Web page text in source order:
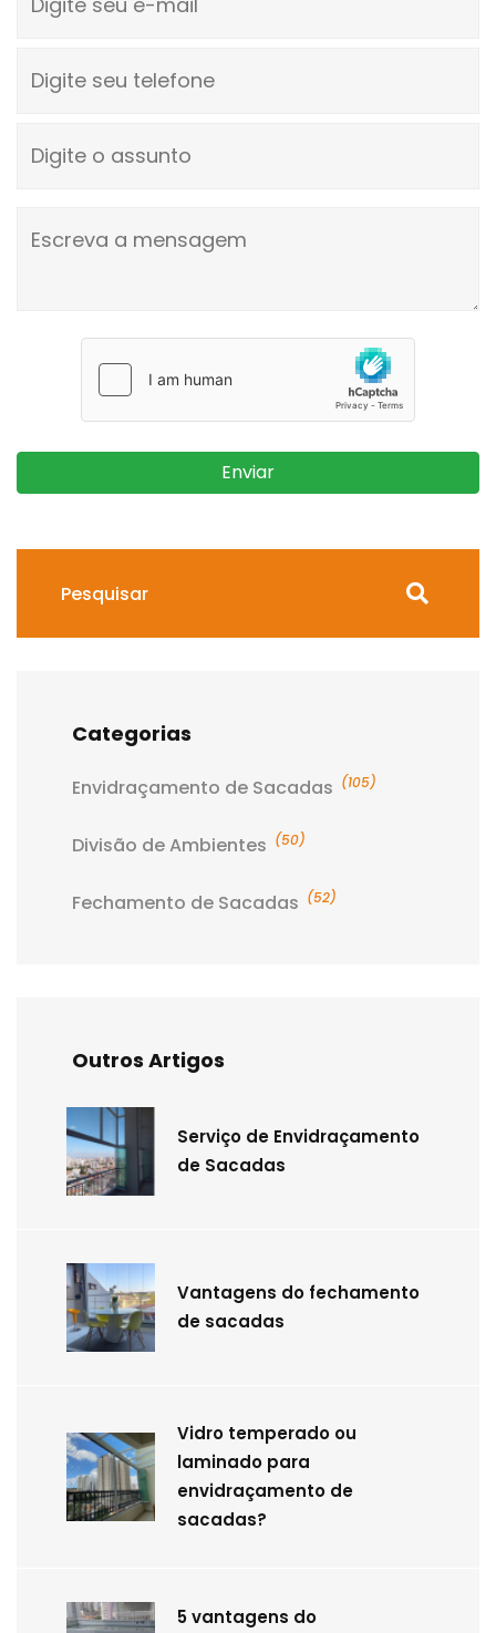
Enviar
Categorias
Envidraçamento de Sacadas (105)
Divisão de Ambientes (50)
Fechamento de Sacadas (52)
Outros Artigos
Serviço de Envidraçamento
de Sacadas
Vantagens do fechamento
de sacadas
Vidro temperado ou
laminado para
envidraçamento de
sacadas?
5 vantagens do